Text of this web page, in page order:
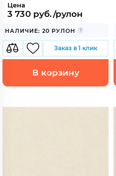
Цена
3 730 руб./рулон
НАЛИЧИЕ: 20 РУЛОН
Заказ в 1 клик
В корзину